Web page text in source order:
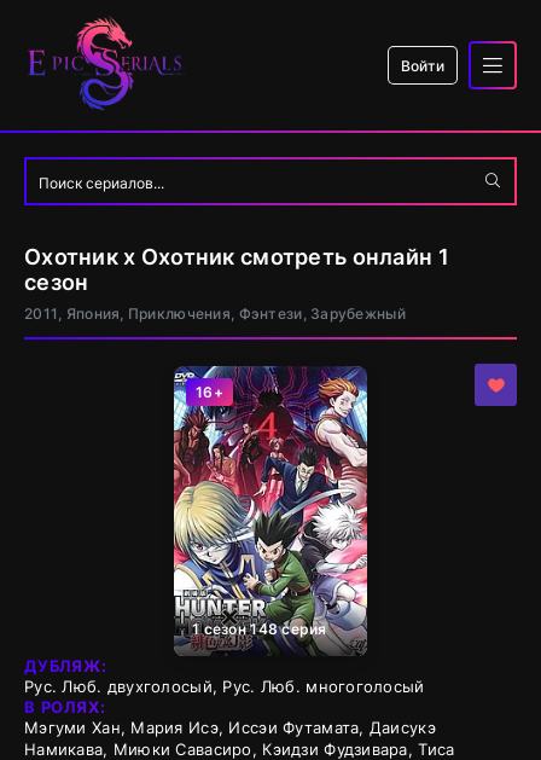
Войти
Охотник х Охотник смотреть онлайн 1
сезон
2011, Япония, Приключения, Фэнтези, Зарубежный
16+
1 сезон 148 серия
ДУБЛЯЖ:
Рус. Люб. двухголосый, Рус. Люб. многоголосый
В РОЛЯХ:
Мэгуми Хан, Мария Исэ, Иссэи Футамата, Даисукэ
Намикава, Миюки Савасиро, Кэидзи Фудзивара, Тиса